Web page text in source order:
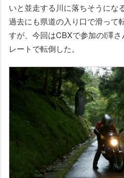
いと並走する川に落ちそうになる
過去にも県道の入り口で滑って
すが、今回はCBXで参加のI澤
レートで転倒した。